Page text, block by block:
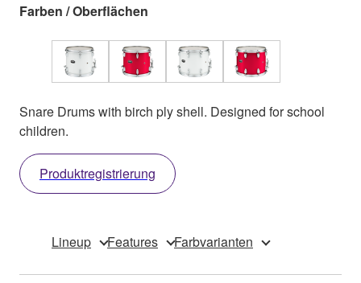
Farben / Oberflächen
Snare Drums with birch ply shell. Designed for school
children.
Produktregistrierung
Lineup Features Farbvarianten